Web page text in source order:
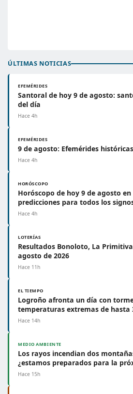
ÚLTIMAS NOTICIAS
EFEMÉRIDES
Santoral de hoy 9 de agosto:
del día
Hace 4h
EFEMÉRIDES
9 de agosto: Efemérides
Hace 4h
HORÓSCOPO
Horóscopo de hoy 9 de agosto en
predicciones para todos los
Hace 4h
LOTERÍAS
Resultados Bonoloto, La
agosto de 2026
Hace 11h
EL TIEMPO
Logroño afronta un día con
temperaturas extremas de hasta
Hace 14h
MEDIO AMBIENTE
Los rayos incendian dos
¿estamos preparados para la
Hace 15h